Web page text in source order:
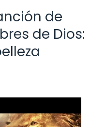
de
de Dios: